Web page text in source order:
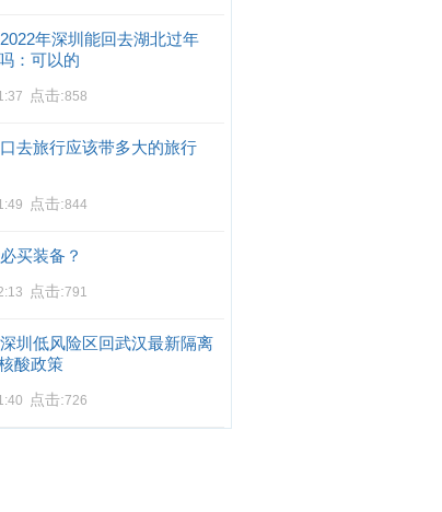
2022年深圳能回去湖北过年
：可以的
点击:858
去旅行应该带多大的旅行
点击:844
买装备？
点击:791
深圳低风险区回武汉最新隔离
酸政策
点击:726